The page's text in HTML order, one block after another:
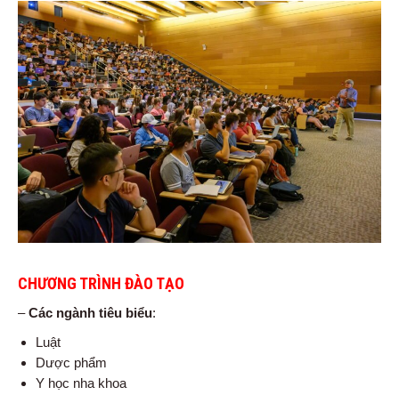
CHƯƠNG TRÌNH ĐÀO TẠO
–Các ngành tiêu biểu:
Luật
Dược phẩm
Y học nha khoa